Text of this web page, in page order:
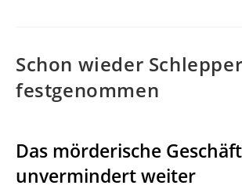
Schon wieder Schlepper
festgenommen
Das mörderische
unvermindert weiter